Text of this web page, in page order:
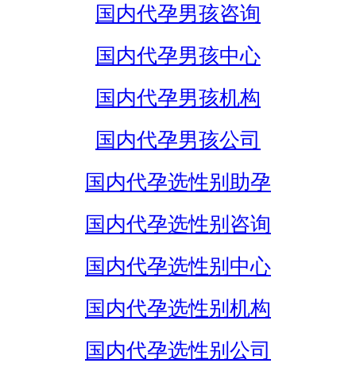
国内代孕男孩咨询
国内代孕男孩中心
国内代孕男孩机构
国内代孕男孩公司
国内代孕选性别助孕
国内代孕选性别咨询
国内代孕选性别中心
国内代孕选性别机构
国内代孕选性别公司